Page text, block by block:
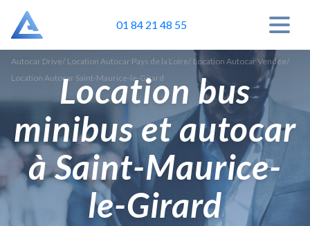
01 84 21 48 55
Autocar Drive/ Location Autocar Pays de la Loire/ Location Autocar Vendée/
Location Autocar Saint-Maurice-le-Girard
Location bus
minibus et autocar
à Saint-Maurice-
le-Girard